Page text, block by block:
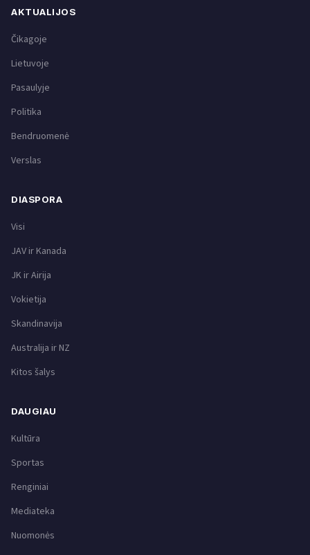
AKTUALIJOS
Čikagoje
Lietuvoje
Pasaulyje
Politika
Bendruomenė
Verslas
DIASPORA
Visi
JAV ir Kanada
JK ir Airija
Vokietija
Skandinavija
Australija ir NZ
Kitos šalys
DAUGIAU
Kultūra
Sportas
Renginiai
Mediateka
Nuomonės